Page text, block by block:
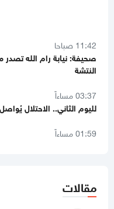
صحيفة: نيابة رام الله
النتشة
03:37 مساءاً
لليوم الثاني.. الاحتلال
01:59 مساءاً
8 دول عربية وإسلامية تصدر بيانا مشتركا بشأن غزة
11:12 صباحا
مقالات